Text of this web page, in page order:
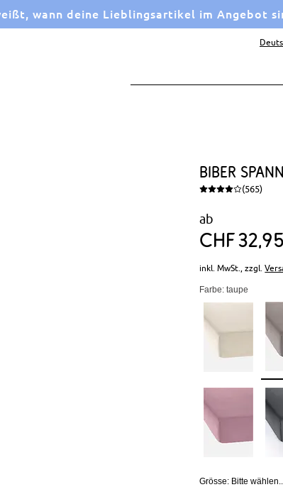
wann deine Lieblingsartikel im Angebot
Biber
(565)
ab
CHF32 95
inkl. MwSt., zzgl.
Farbe: taupe
Grösse: Bitte